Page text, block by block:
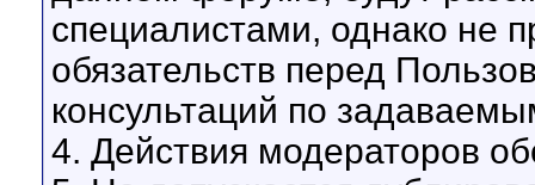
специалистами, однако не
обязательств перед
консультаций по
4. Действия модераторов